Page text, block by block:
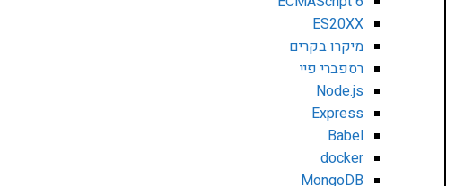
ES20XX
מיקרו בקרים
רספברי פיי
Node.js
Express
Babel
docker
MongoDB